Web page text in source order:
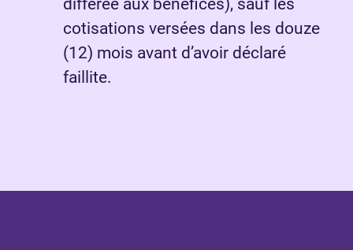
différée aux bénéfices), sauf les
cotisations versées dans les douze
(12) mois avant d’avoir déclaré
faillite.